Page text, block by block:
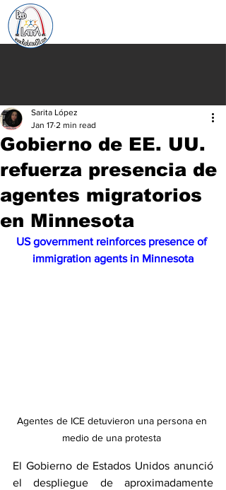
Gobierno de EE. UU.
refuerza presencia de
agentes migratorios
en Minnesota
Sarita López
Jan 17 2 min read
US government reinforces presence of
immigration agents in Minnesota
Agentes de ICE detuvieron una persona en
medio de una protesta
El Gobierno de Estados Unidos anunció
el despliegue de aproximadamente